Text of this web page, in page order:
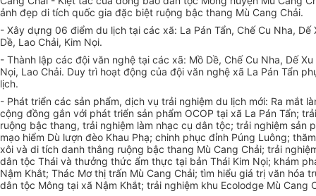
ảnh đẹp di tích quốc gia đặc biệt ruộng bậc thang Mù Cang Chải.
- Xây dựng 06 điểm du lịch tại các xã: La Pán Tẩn, Chế Cu Nha, Dế
Dề, Lao Chải, Kim Nọi.
- Thành lập các đội văn nghệ tại các xã: Mồ Dề, Chế Cu Nha, Dế Xu
Nọi, Lao Chải. Duy trì hoạt động của đội văn nghệ xã La Pán Tẩn
lịch.
- Phát triển các sản phẩm, dịch vụ trải nghiệm du lịch mới: Ra mắt
cộng đồng gắn với phát triển sản phẩm OCOP tại xã La Pán Tẩn;
ruộng bậc thang, trải nghiệm làm nhạc cụ dân tộc; trải nghiệm sản
mạo hiểm Dù lượn đèo Khau Phạ; chinh phục đỉnh Púng Luông;
xôi và di tích danh thắng ruộng bậc thang Mù Cang Chải; trải
dân tộc Thái và thưởng thức ẩm thực tại bản Thái Kim Nọi; khám
Nậm Khắt; Thác Mơ thị trấn Mù Cang Chải; tìm hiểu giá trị văn hóa
dân tộc Mông tại xã Nậm Khắt; trải nghiệm khu Ecolodge Mù Cang